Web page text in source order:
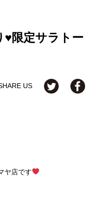
♥限定サラトー
US
ヤ店です